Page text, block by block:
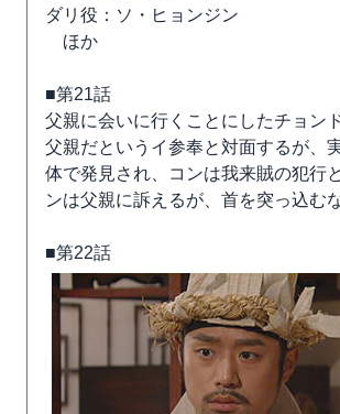
ダリ役：ソ・ヒョンジン
ほか
■第21話
父親に会いに行くことにしたチョン
父親だというイ参奉と対面するが、
体で発見され、コンは我来賊の犯行
ンは父親に訴えるが、首を突っ込む
■第22話